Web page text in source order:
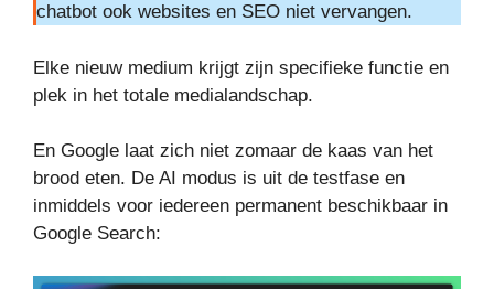
chatbot ook websites en SEO niet vervangen.
Elke nieuw medium krijgt zijn specifieke functie en
plek in het totale medialandschap.
En Google laat zich niet zomaar de kaas van het
brood eten. De AI modus is uit de testfase en
inmiddels voor iedereen permanent beschikbaar in
Google Search: